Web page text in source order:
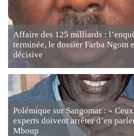
Affaire des 125 milliards :
terminée, le dossier Farba Ngom
décisive
Polémique sur Sangomar : «
experts doivent arrêter d’en
Mboup